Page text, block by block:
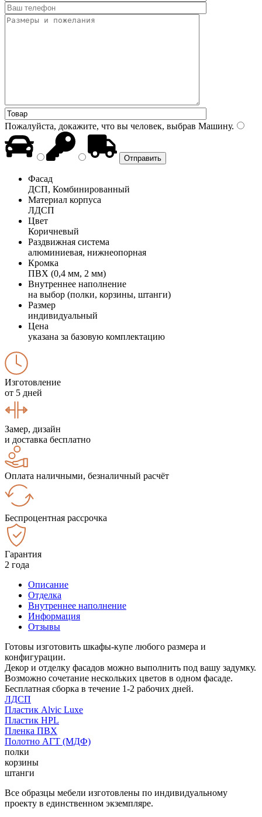
Пожалуйста, докажите, что вы человек, выбрав Машину.
Фасад
ДСП, Комбинированный
Материал корпуса
ЛДСП
Цвет
Коричневый
Раздвижная система
алюминиевая, нижнеопорная
Кромка
ПВХ (0,4 мм, 2 мм)
Внутреннее наполнение
на выбор (полки, корзины, штанги)
Размер
индивидуальный
Цена
указана за базовую комплектацию
Изготовление
от 5 дней
Замер, дизайн
и доставка бесплатно
Оплата наличными, безналичный расчёт
Беспроцентная рассрочка
Гарантия
2 года
Описание
Отделка
Внутреннее наполнение
Информация
Отзывы
Готовы изготовить шкафы-купе любого размера и
конфигурации.
Декор и отделку фасадов можно выполнить под вашу задумку.
Возможно сочетание нескольких цветов в одном фасаде.
Бесплатная сборка в течение 1-2 рабочих дней.
ЛДСП
Пластик Alvic Luxe
Пластик HPL
Пленка ПВХ
Полотно АГТ (МДФ)
полки
корзины
штанги
Все образцы мебели изготовлены по индивидуальному
проекту в единственном экземпляре.